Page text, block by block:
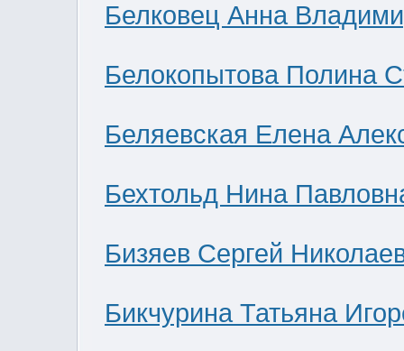
Белковец Анна
Белокопытова Полина
Беляевская Елена
Бехтольд Нина
Бизяев Сергей
Бикчурина Татьяна